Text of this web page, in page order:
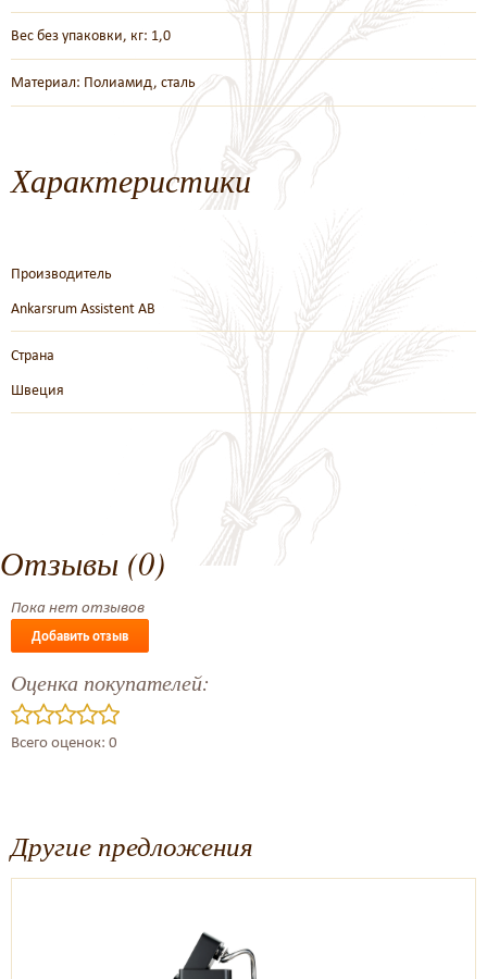
Вес без упаковки, кг: 1,0
Материал: Полиамид, сталь
Характеристики
Производитель
Ankarsrum Assistent AB
Страна
Швеция
Отзывы (0)
Пока нет отзывов
Добавить отзыв
Оценка покупателей:
Всего оценок: 0
Другие предложения